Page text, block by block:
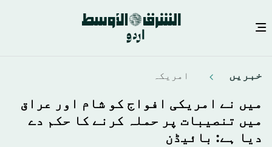
خبريں امريكہ
میں نے امریکی افواج کو شام اور عراق
میں تنصیبات پر حملہ کرنے کا حکم دے
دیا ہے: بائیڈن